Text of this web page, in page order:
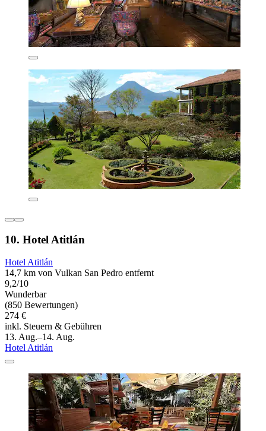
10. Hotel Atitlán
Hotel Atitlán
14,7 km von Vulkan San Pedro entfernt
9,2/10
Wunderbar
(850 Bewertungen)
274 €
inkl. Steuern & Gebühren
13. Aug.–14. Aug.
Hotel Atitlán